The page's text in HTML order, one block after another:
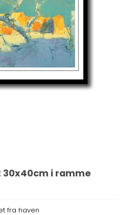
30x40cm i ramme
fra haven